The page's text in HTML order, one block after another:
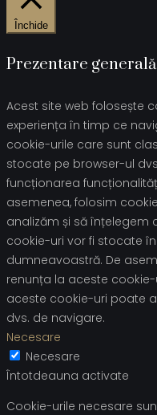
Închide
Prezentare generală
Acest site web folosește
experiența în timp ce
cookie-urile care sunt
stocate pe browser-ul
funcționarea
asemenea, folosim
analizăm și să înțelegem
cookie-uri vor fi stocate
dumneavoastră. De
renunța la aceste
aceste cookie-uri poate
dvs. de navigare.
Necesare
Necesare
Întotdeauna activate
Cookie-urile necesare